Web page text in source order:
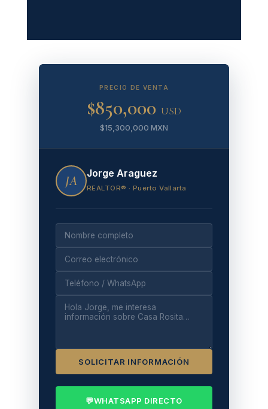
PRECIO DE VENTA
$850,000 USD
$15,300,000 MXN
JA Jorge Araguez
REALTOR® · Puerto Vallarta
SOLICITAR INFORMACIÓN
💬WHATSAPP DIRECTO